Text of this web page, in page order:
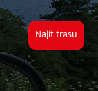
Najít trasu